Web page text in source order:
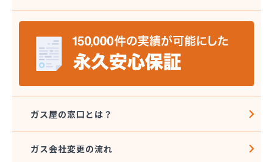
(株)エネサンス関東 鹿嶋事業所
(株)エルピオ 鹿島営業所
(株)エルピオ 石岡営業所
(株)エルピオ 茨城西営業所
(株)オオウチ商事
(株)サイサン かすみがうら営業所
(株)サイサン 下妻営業所
(株)たびや
ガス屋の窓口とは？
ガス会社変更の流れ